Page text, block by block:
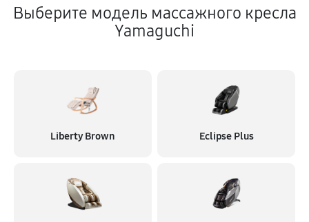
Выберите модель массажного кресла
Yamaguchi
Liberty Brown Eclipse Plus